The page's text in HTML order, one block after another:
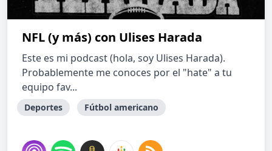
NFL (y más) con Ulises Harada
Este es mi podcast (hola, soy Ulises Harada).
Probablemente me conoces por el "hate" a tu
equipo fav...
Deportes Fútbol americano